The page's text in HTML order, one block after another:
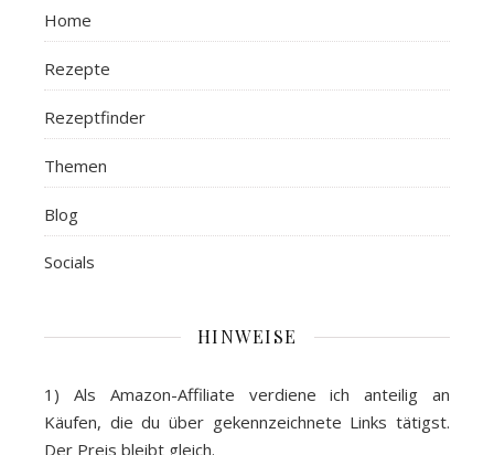
Home
Rezepte
Rezeptfinder
Themen
Blog
Socials
HINWEISE
1) Als Amazon-Affiliate verdiene ich anteilig an
Käufen, die du über gekennzeichnete Links tätigst.
Der Preis bleibt gleich.